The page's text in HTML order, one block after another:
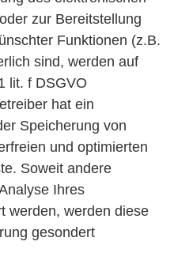
zur Bereitstellung
Funktionen (z.B.
sind, werden auf
lit. f DSGVO
hat ein
Speicherung von
und optimierten
Soweit andere
Ihres
werden, werden diese
gesondert